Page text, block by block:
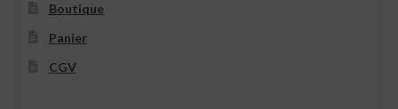
Boutique
Panier
CGV